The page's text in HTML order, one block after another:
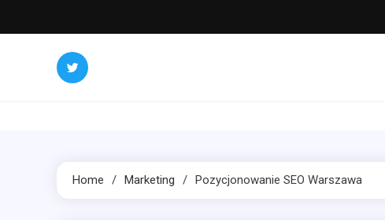
to
Home Marketing Pozycjonowanie SEO Warszawa